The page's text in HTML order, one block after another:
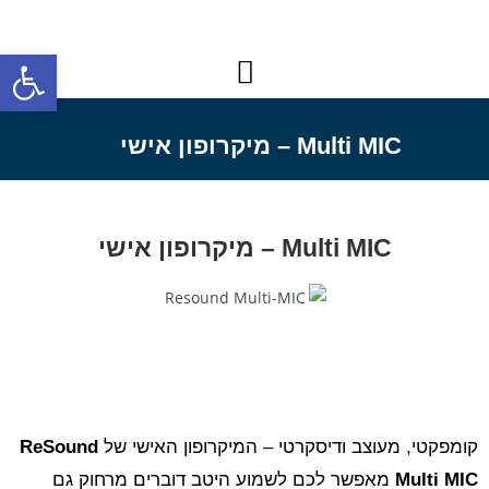
Multi MIC – מיקרופון אישי
Multi MIC – מיקרופון אישי
קומפקטי, מעוצב ודיסקרטי – המיקרופון האישי של ReSound
Multi MIC מאפשר לכם לשמוע היטב דוברים מרחוק גם